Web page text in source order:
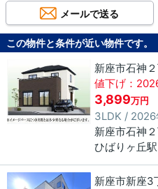
メールで送る
この物件と条件が近い物件です。
新座市石神
値下げ：
3,899万円
3LDK / 2026
新座市石神
ひばりヶ丘
新座市新座